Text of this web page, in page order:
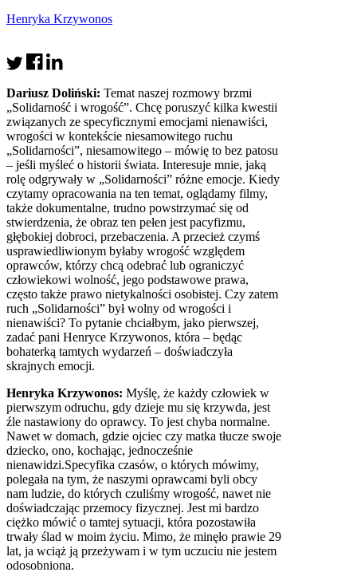
Henryka Krzywonos
Dariusz Doliński: Temat naszej rozmowy brzmi
„Solidarność i wrogość”. Chcę poruszyć kilka kwestii
związanych ze specyficznymi emocjami nienawiści,
wrogości w kontekście niesamowitego ruchu
„Solidarności”, niesamowitego – mówię to bez patosu
– jeśli myśleć o historii świata. Interesuje mnie, jaką
rolę odgrywały w „Solidarności” różne emocje. Kiedy
czytamy opracowania na ten temat, oglądamy filmy,
także dokumentalne, trudno powstrzymać się od
stwierdzenia, że obraz ten pełen jest pacyfizmu,
głębokiej dobroci, przebaczenia. A przecież czymś
usprawiedliwionym byłaby wrogość względem
oprawców, którzy chcą odebrać lub ograniczyć
człowiekowi wolność, jego podstawowe prawa,
często także prawo nietykalności osobistej. Czy zatem
ruch „Solidarności” był wolny od wrogości i
nienawiści? To pytanie chciałbym, jako pierwszej,
zadać pani Henryce Krzywonos, która – będąc
bohaterką tamtych wydarzeń – doświadczyła
skrajnych emocji.
Henryka Krzywonos: Myślę, że każdy człowiek w
pierwszym odruchu, gdy dzieje mu się krzywda, jest
źle nastawiony do oprawcy. To jest chyba normalne.
Nawet w domach, gdzie ojciec czy matka tłucze swoje
dziecko, ono, kochając, jednocześnie
nienawidzi.Specyfika czasów, o których mówimy,
polegała na tym, że naszymi oprawcami byli obcy
nam ludzie, do których czuliśmy wrogość, nawet nie
doświadczając przemocy fizycznej. Jest mi bardzo
ciężko mówić o tamtej sytuacji, która pozostawiła
trwały ślad w moim życiu. Mimo, że minęło prawie 29
lat, ja wciąż ją przeżywam i w tym uczuciu nie jestem
odosobniona.